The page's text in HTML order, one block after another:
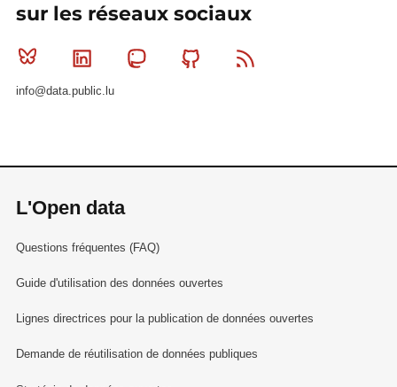
sur les réseaux sociaux
Bluesky Linkedin MastodonGithub
info@data.public.lu
L'Open data
Questions fréquentes (FAQ)
Guide d'utilisation des données ouvertes
Lignes directrices pour la publication de données ouvertes
Demande de réutilisation de données publiques